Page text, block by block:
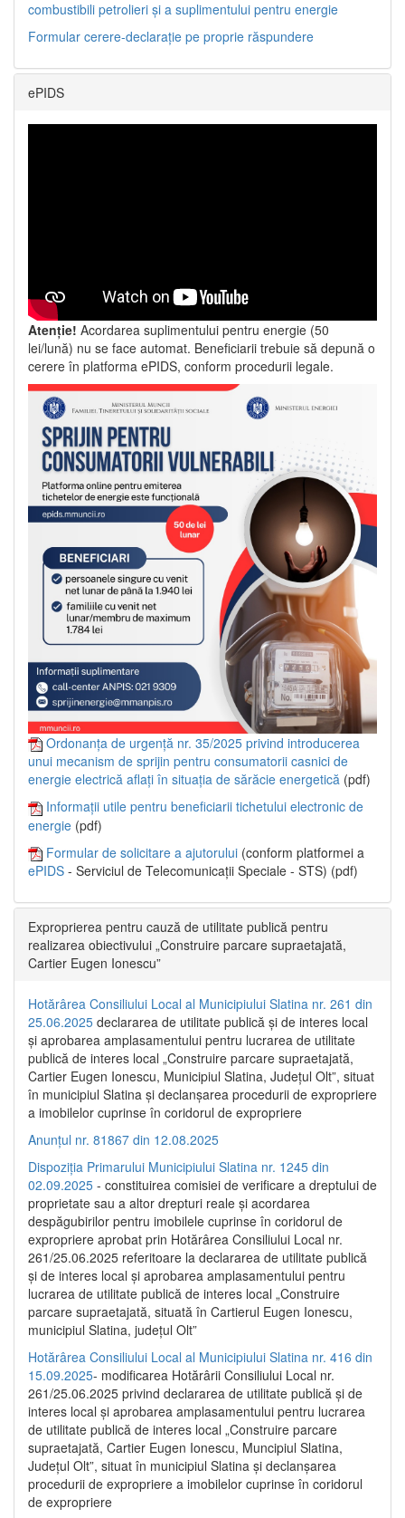
combustibili petrolieri și a suplimentului pentru energie
Formular cerere-declarație pe proprie răspundere
ePIDS
Atenție! Acordarea suplimentului pentru energie (50
lei/lună) nu se face automat. Beneficiarii trebuie să depună o
cerere în platforma ePIDS, conform procedurii legale.
Ordonanța de urgență nr. 35/2025 privind introducerea
unui mecanism de sprijin pentru consumatorii casnici de
energie electrică aflați în situația de sărăcie energetică (pdf)
Informații utile pentru beneficiarii tichetului electronic de
energie (pdf)
Formular de solicitare a ajutorului (conform platformei a
ePIDS - Serviciul de Telecomunicații Speciale - STS) (pdf)
Exproprierea pentru cauză de utilitate publică pentru
realizarea obiectivului „Construire parcare supraetajată,
Cartier Eugen Ionescu”
Hotărârea Consiliului Local al Municipiului Slatina nr. 261 din
25.06.2025 declararea de utilitate publică și de interes local
și aprobarea amplasamentului pentru lucrarea de utilitate
publică de interes local „Construire parcare supraetajată,
Cartier Eugen Ionescu, Municipiul Slatina, Județul Olt”, situat
în municipiul Slatina și declanșarea procedurii de expropriere
a imobilelor cuprinse în coridorul de expropriere
Anunțul nr. 81867 din 12.08.2025
Dispoziția Primarului Municipiului Slatina nr. 1245 din
02.09.2025 - constituirea comisiei de verificare a dreptului de
proprietate sau a altor drepturi reale și acordarea
despăgubirilor pentru imobilele cuprinse în coridorul de
expropriere aprobat prin Hotărârea Consiliului Local nr.
261/25.06.2025 referitoare la declararea de utilitate publică
și de interes local și aprobarea amplasamentului pentru
lucrarea de utilitate publică de interes local „Construire
parcare supraetajată, situată în Cartierul Eugen Ionescu,
municipiul Slatina, județul Olt”
Hotărârea Consiliului Local al Municipiului Slatina nr. 416 din
15.09.2025- modificarea Hotărârii Consiliului Local nr.
261/25.06.2025 privind declararea de utilitate publică și de
interes local și aprobarea amplasamentului pentru lucrarea
de utilitate publică de interes local „Construire parcare
supraetajată, Cartier Eugen Ionescu, Muncipiul Slatina,
Județul Olt”, situat în municipiul Slatina și declanșarea
procedurii de expropriere a imobilelor cuprinse în coridorul
de expropriere